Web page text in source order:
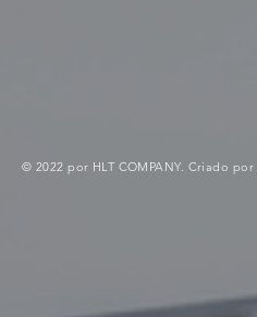
© 2022 por HLT COMPANY. Criado por